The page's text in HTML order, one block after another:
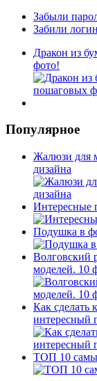
Забыли
Забили
Дракон из
фото!
Популярное
Жалюзи для
дизайна
Интересные
Подушка в
Волговский
моделей. 10
Как сделать
интересный
ТОП 10